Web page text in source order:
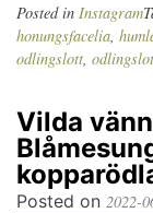
Posted in Instagram
honungsfacelia,
odlingslott,
Vilda
Posted on 2022-